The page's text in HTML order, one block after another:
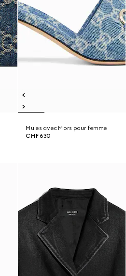
Mules avec Mors pour femme
CHF 630